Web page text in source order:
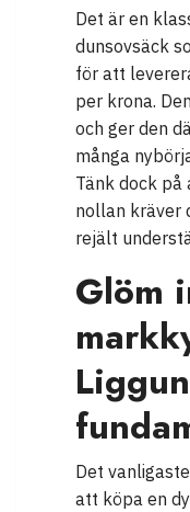
Det är en
dunsovsäck
för att
per krona.
och ger den
många
Tänk dock
nollan kräver
rejält
Glöm
Det
att köpa en